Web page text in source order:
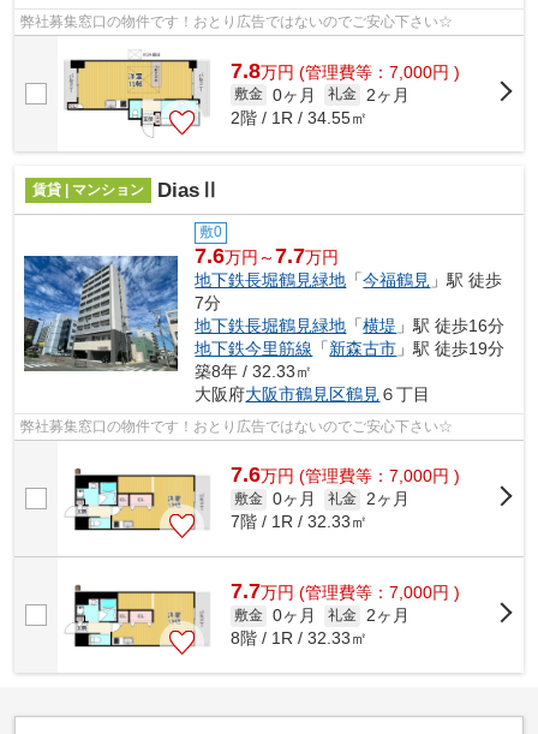
弊社募集窓口の物件です！おとり広告ではないのでご安心下さい☆
7.8万円 (管理費等：7,000円 )
敷金 0ヶ月 礼金
2ヶ月
2階 / 1R / 34.55㎡
賃貸 | マンション DiasⅡ
敷0
7.6万円～7.7万円
地下鉄長堀鶴見緑地 「今福鶴見 」駅 徒歩
7分
地下鉄長堀鶴見緑地 「横堤 」駅 徒歩16分
地下鉄今里筋線 「新森古市 」駅 徒歩19分
築8年 / 32.33㎡
大阪府大阪市鶴見区鶴見 ６丁目
弊社募集窓口の物件です！おとり広告ではないのでご安心下さい☆
7.6万円 (管理費等：7,000円 )
敷金 0ヶ月 礼金 2ヶ月
7階 / 1R / 32.33㎡
7.7万円 (管理費等：7,000円 )
敷金 0ヶ月 礼金 2ヶ月
8階 / 1R / 32.33㎡